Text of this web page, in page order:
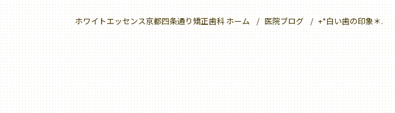
ホワイトエッセンス京都四条通り矯正歯科 ホーム 医院ブログ +*白い歯の印象＊.